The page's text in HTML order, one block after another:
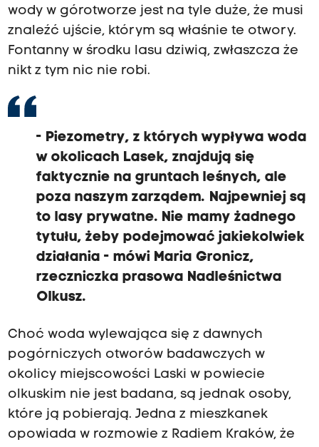
wody w górotworze jest na tyle duże, że musi
znaleźć ujście, którym są właśnie te otwory.
Fontanny w środku lasu dziwią, zwłaszcza że
nikt z tym nic nie robi.
- Piezometry, z których wypływa woda
w okolicach Lasek, znajdują się
faktycznie na gruntach leśnych, ale
poza naszym zarządem. Najpewniej są
to lasy prywatne. Nie mamy żadnego
tytułu, żeby podejmować jakiekolwiek
działania - mówi Maria Gronicz,
rzeczniczka prasowa Nadleśnictwa
Olkusz.
Choć woda wylewająca się z dawnych
pogórniczych otworów badawczych w
okolicy miejscowości Laski w powiecie
olkuskim nie jest badana, są jednak osoby,
które ją pobierają. Jedna z mieszkanek
opowiada w rozmowie z Radiem Kraków, że